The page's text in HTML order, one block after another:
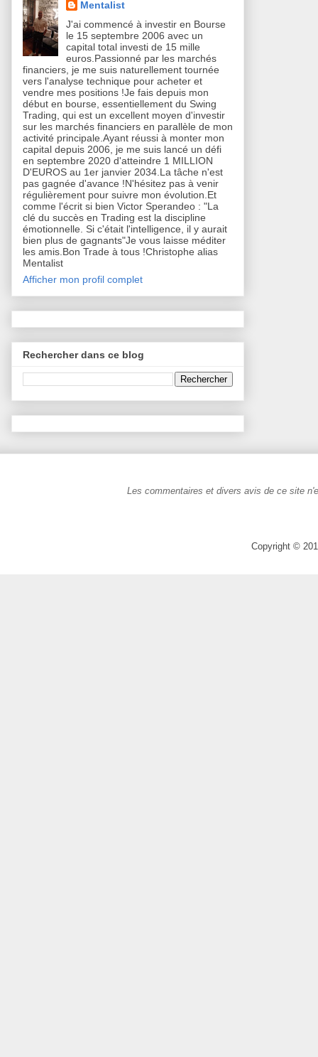
Mentalist
J'ai commencé à investir en Bourse
le 15 septembre 2006 avec un
capital total investi de 15 mille
euros.Passionné par les marchés
financiers, je me suis naturellement tournée
vers l'analyse technique pour acheter et
vendre mes positions !Je fais depuis mon
début en bourse, essentiellement du Swing
Trading, qui est un excellent moyen d'investir
sur les marchés financiers en parallèle de mon
activité principale.Ayant réussi à monter mon
capital depuis 2006, je me suis lancé un défi
en septembre 2020 d'atteindre 1 MILLION
D'EUROS au 1er janvier 2034.La tâche n'est
pas gagnée d'avance !N'hésitez pas à venir
régulièrement pour suivre mon évolution.Et
comme l'écrit si bien Victor Sperandeo : "La
clé du succès en Trading est la discipline
émotionnelle. Si c'était l'intelligence, il y aurait
bien plus de gagnants"Je vous laisse méditer
les amis.Bon Trade à tous !Christophe alias
Mentalist
Afficher mon profil complet
Rechercher dans ce blog
Les commentaires et divers avis de ce site
Copyright ©